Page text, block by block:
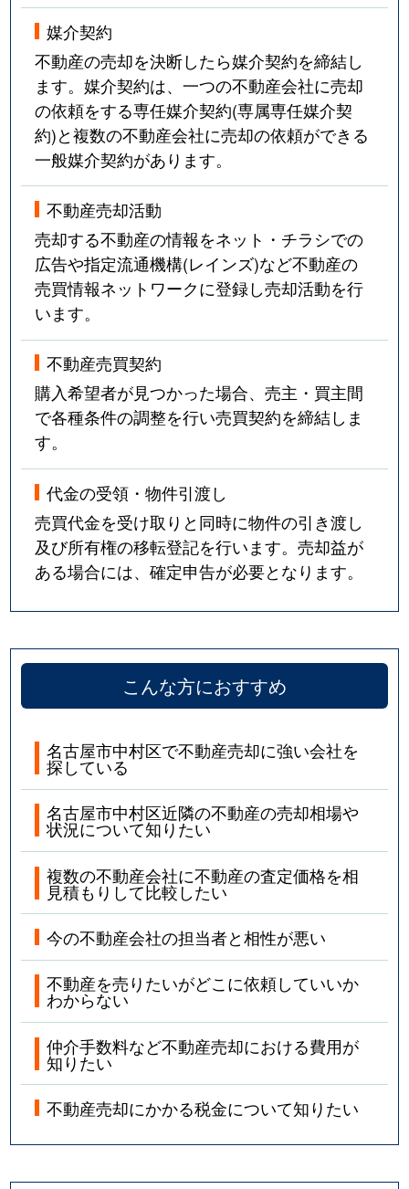
媒介契約
不動産の売却を決断したら媒介契約を締結し
ます。媒介契約は、一つの不動産会社に売却
の依頼をする専任媒介契約(専属専任媒介契
約)と複数の不動産会社に売却の依頼ができる
一般媒介契約があります。
不動産売却活動
売却する不動産の情報をネット・チラシでの
広告や指定流通機構(レインズ)など不動産の
売買情報ネットワークに登録し売却活動を行
います。
不動産売買契約
購入希望者が見つかった場合、売主・買主間
で各種条件の調整を行い売買契約を締結しま
す。
代金の受領・物件引渡し
売買代金を受け取りと同時に物件の引き渡し
及び所有権の移転登記を行います。売却益が
ある場合には、確定申告が必要となります。
こんな方におすすめ
名古屋市中村区で不動産売却に強い会社を
探している
名古屋市中村区近隣の不動産の売却相場や
状況について知りたい
複数の不動産会社に不動産の査定価格を相
見積もりして比較したい
今の不動産会社の担当者と相性が悪い
不動産を売りたいがどこに依頼していいか
わからない
仲介手数料など不動産売却における費用が
知りたい
不動産売却にかかる税金について知りたい